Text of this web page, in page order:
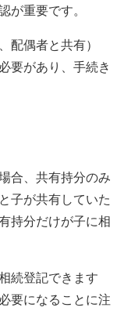
が重要です。
配偶者と共有）
要があり、手続き
合、共有持分のみ
子が共有していた
持分だけが子に相
続登記できます
要になることに注